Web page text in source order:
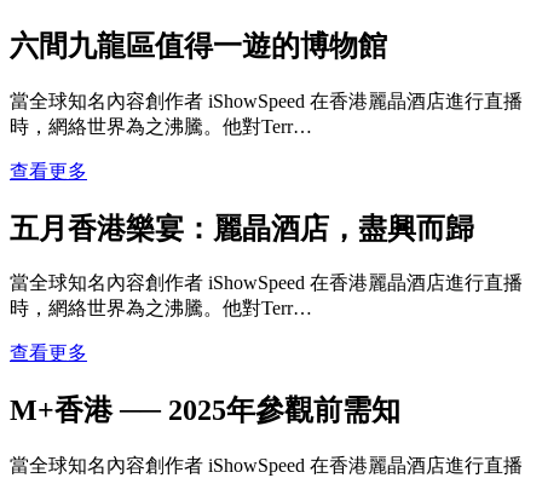
六間九龍區值得一遊的博物館
當全球知名內容創作者 iShowSpeed 在香港麗晶酒店進行直播
時，網絡世界為之沸騰。他對Terr…
查看更多
五月香港樂宴：麗晶酒店，盡興而歸
當全球知名內容創作者 iShowSpeed 在香港麗晶酒店進行直播
時，網絡世界為之沸騰。他對Terr…
查看更多
M+香港 ── 2025年參觀前需知
當全球知名內容創作者 iShowSpeed 在香港麗晶酒店進行直播